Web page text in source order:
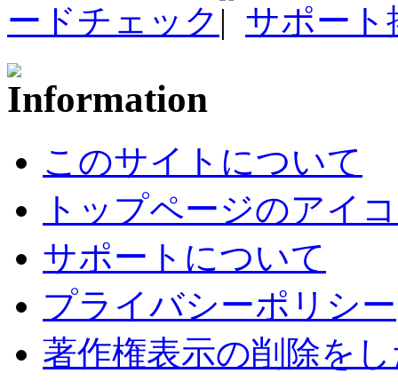
ードチェック
サポート
このサイトについて
トップページのアイ
サポートについて
プライバシーポリシー
著作権表示の削除を